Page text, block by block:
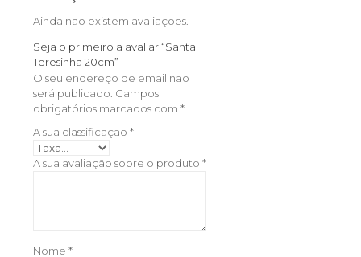
Ainda não existem avaliações.
Seja o primeiro a avaliar “Santa
Teresinha 20cm”
O seu endereço de email não
será publicado. Campos
obrigatórios marcados com *
A sua classificação *
A sua avaliação sobre o produto *
Nome *